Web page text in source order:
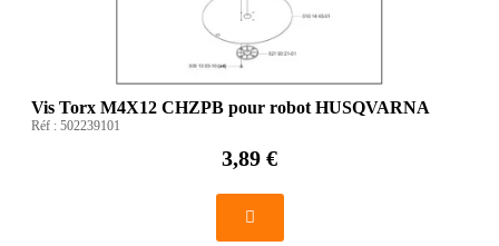
Vis Torx M4X12 CHZPB pour robot HUSQVARNA
Réf : 502239101
3,89 €